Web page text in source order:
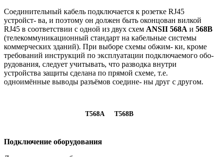
Соединительный кабель подключается к розетке RJ45
устройст- ва, и поэтому он должен быть оконцован вилкой
RJ45 в соответствии с одной из двух схем ANSII 568А и 568В
(телекоммуникационный стандарт на кабельные системы
коммерческих зданий). При выборе схемы обжим- ки, кроме
требований инструкций по эксплуатации подключаемого обо-
рудования, следует учитывать, что разводка внутри
устройства защиты сделана по прямой схеме, т.е.
одноимённые выводы разъёмов соедине- ны друг с другом.
T568A T568B
Подключение оборудования